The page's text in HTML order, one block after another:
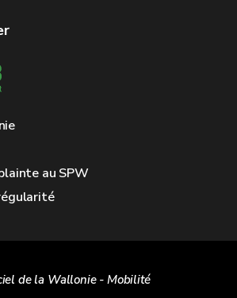
au SPW
de la Wallonie - Mobilité